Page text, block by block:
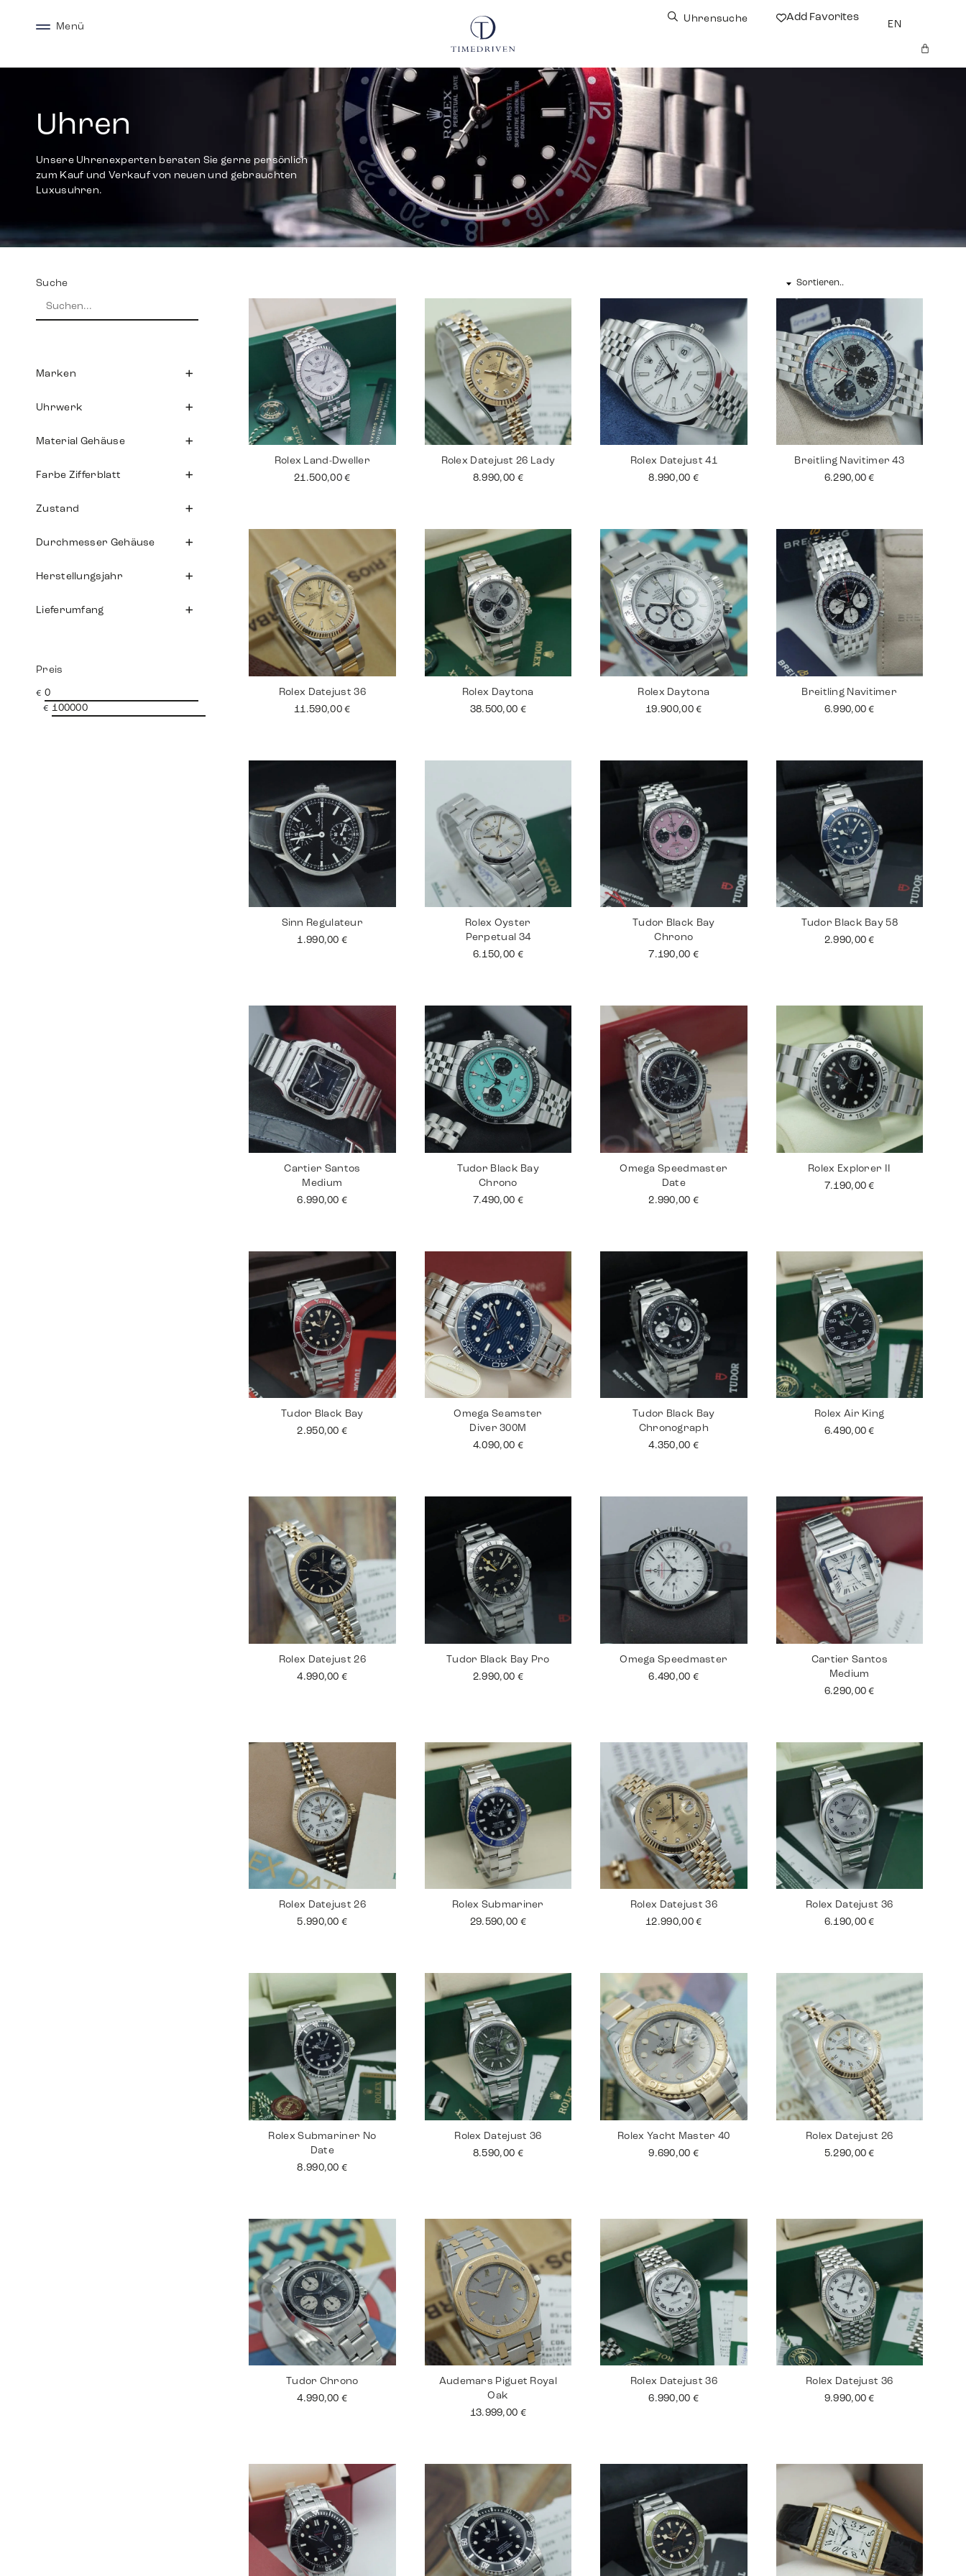
Menü
Uhrensuche Add Favorites
EN
Uhren
Unsere Uhrenexperten beraten Sie gerne persönlich
zum Kauf und Verkauf von neuen und gebrauchten
Luxusuhren.
Suche
Marken
Uhrwerk
Material Gehäuse
Farbe Zifferblatt
Zustand
Durchmesser Gehäuse
Herstellungsjahr
Lieferumfang
Preis
€
€
Rolex Land-Dweller
21.500,00€
Rolex Datejust 26 Lady
8.990,00 €
Rolex Datejust 41
8.990,00 €
Breitling Navitimer 43
6.290,00€
Rolex Datejust 36
11.590,00€
Rolex Daytona
38.500,00 €
Rolex Daytona
19.900,00€
Breitling Navitimer
6.990,00€
Sinn Regulateur
1.990,00€
Rolex Oyster
Perpetual 34
6.150,00 €
Tudor Black Bay
Chrono
7.190,00 €
Tudor Black Bay 58
2.990,00€
Cartier Santos
Medium
6.990,00€
Tudor Black Bay
Chrono
7.490,00 €
Omega Speedmaster
Date
2.990,00 €
Rolex Explorer II
7.190,00€
Tudor Black Bay
2.950,00€
Omega Seamster
Diver 300M
4.090,00 €
Tudor Black Bay
Chronograph
4.350,00 €
Rolex Air King
6.490,00€
Rolex Datejust 26
4.990,00€
Tudor Black Bay Pro
2.990,00 €
Omega Speedmaster
6.490,00 €
Cartier Santos
Medium
6.290,00€
Rolex Datejust 26
5.990,00€
Rolex Submariner
29.590,00 €
Rolex Datejust 36
12.990,00€
Rolex Datejust 36
6.190,00€
Rolex Submariner No
Date
8.990,00€
Rolex Datejust 36
8.590,00 €
Rolex Yacht Master 40
9.690,00 €
Rolex Datejust 26
5.290,00€
Tudor Chrono
4.990,00€
Audemars Piguet Royal
Oak
13.999,00 €
Rolex Datejust 36
6.990,00 €
Rolex Datejust 36
9.990,00€